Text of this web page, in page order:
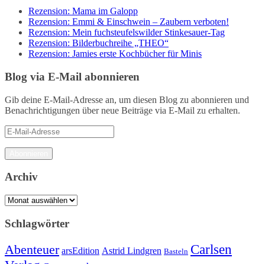
Rezension: Mama im Galopp
Rezension: Emmi & Einschwein – Zaubern verboten!
Rezension: Mein fuchsteufelswilder Stinkesauer-Tag
Rezension: Bilderbuchreihe „THEO“
Rezension: Jamies erste Kochbücher für Minis
Blog via E-Mail abonnieren
Gib deine E-Mail-Adresse an, um diesen Blog zu abonnieren und
Benachrichtigungen über neue Beiträge via E-Mail zu erhalten.
E-
Mail-
Adresse
Archiv
Archiv
Schlagwörter
Abenteuer arsEdition Astrid Lindgren Basteln Carlsen